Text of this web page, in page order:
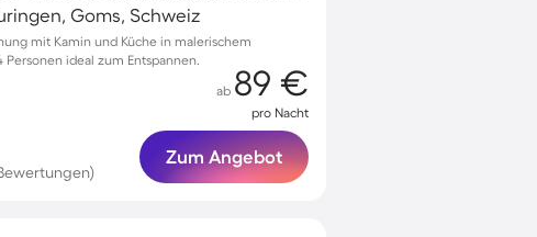
Goms, Schweiz
mit Kamin und Küche in malerischem
ideal zum Entspannen.
ab 89 €
pro Nacht
Zum Angebot